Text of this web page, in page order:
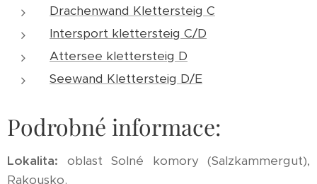
Drachenwand Klettersteig C
Intersport klettersteig C/D
Attersee klettersteig D
Seewand Klettersteig D/E
Podrobné informace:
Lokalita: oblast Solné komory (Salzkammergut),
Rakousko.